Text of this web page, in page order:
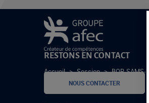
Accueil > Session > BOR-SAMS-
RESTONS EN CONTACT
NOUS CONTACTER